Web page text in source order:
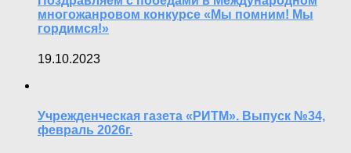
многожанровом конкурсе «Мы помним! Мы
гордимся!»
19.10.2023
Учрежденческая газета «РИТМ». Выпуск №34,
февраль 2026г.